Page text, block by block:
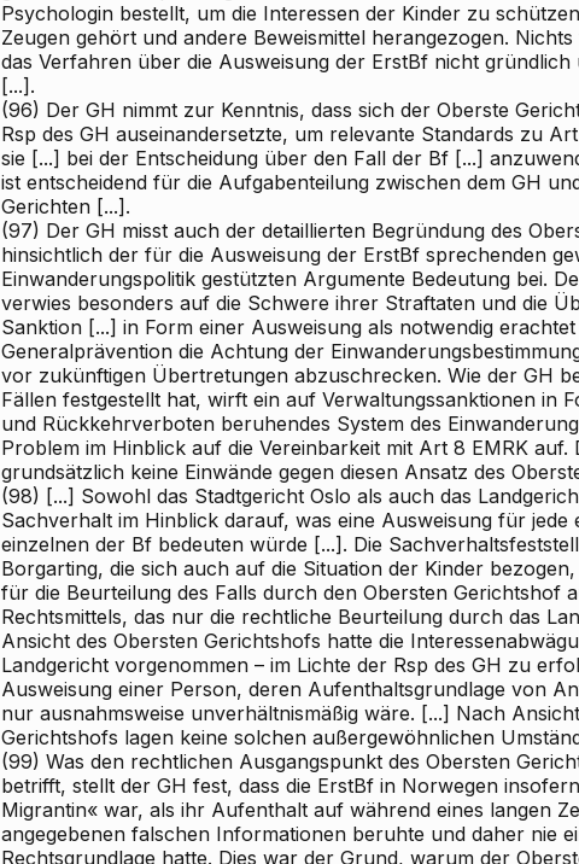
Psychologin bestellt, um die Interessen der Kinder zu
Zeugen gehört und andere Beweismittel herangezogen.
das Verfahren über die Ausweisung der ErstBf nicht
[...].
(96) Der GH nimmt zur Kenntnis, dass sich der Oberste
Rsp des GH auseinandersetzte, um relevante Standards zu
sie [...] bei der Entscheidung über den Fall der Bf [...]
ist entscheidend für die Aufgabenteilung zwischen dem GH
Gerichten [...].
(97) Der GH misst auch der detaillierten Begründung des
hinsichtlich der für die Ausweisung der ErstBf sprechenden
Einwanderungspolitik gestützten Argumente Bedeutung bei.
verwies besonders auf die Schwere ihrer Straftaten und die
Sanktion [...] in Form einer Ausweisung als notwendig
Generalprävention die Achtung der
vor zukünftigen Übertretungen abzuschrecken. Wie der GH
Fällen festgestellt hat, wirft ein auf Verwaltungssanktionen in
und Rückkehrverboten beruhendes System des
Problem im Hinblick auf die Vereinbarkeit mit Art 8 EMRK auf.
grundsätzlich keine Einwände gegen diesen Ansatz des
(98) [...] Sowohl das Stadtgericht Oslo als auch das
Sachverhalt im Hinblick darauf, was eine Ausweisung für jede
einzelnen der Bf bedeuten würde [...]. Die
Borgarting, die sich auch auf die Situation der Kinder
für die Beurteilung des Falls durch den Obersten Gerichtshof
Rechtsmittels, das nur die rechtliche Beurteilung durch das
Ansicht des Obersten Gerichtshofs hatte die
Landgericht vorgenommen – im Lichte der Rsp des GH zu
Ausweisung einer Person, deren Aufenthaltsgrundlage von
nur ausnahmsweise unverhältnismäßig wäre. [...] Nach
Gerichtshofs lagen keine solchen außergewöhnlichen
(99) Was den rechtlichen Ausgangspunkt des Obersten
betrifft, stellt der GH fest, dass die ErstBf in Norwegen
Migrantin« war, als ihr Aufenthalt auf während eines langen
angegebenen falschen Informationen beruhte und daher nie
Rechtsgrundlage hatte. Dies war der Grund, warum der